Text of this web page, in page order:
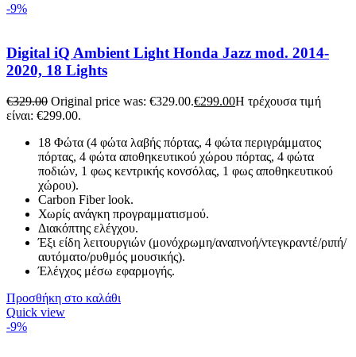
-9%
Digital iQ Ambient Light Honda Jazz mod. 2014-
2020, 18 Lights
€329.00 Original price was: €329.00.€299.00Η τρέχουσα τιμή
είναι: €299.00.
18 Φώτα (4 φώτα λαβής πόρτας, 4 φώτα περιγράμματος
πόρτας, 4 φώτα αποθηκευτικού χώρου πόρτας, 4 φώτα
ποδιών, 1 φως κεντρικής κονσόλας, 1 φως αποθηκευτικού
χώρου).
Carbon Fiber look.
Χωρίς ανάγκη προγραμματισμού.
Διακόπτης ελέγχου.
Έξι είδη λειτουργιών (μονόχρωμη/αναπνοή/ντεγκραντέ/ριπή/
αυτόματο/ρυθμός μουσικής).
Έλέγχος μέσω εφαρμογής.
Προσθήκη στο καλάθι
Quick view
-9%